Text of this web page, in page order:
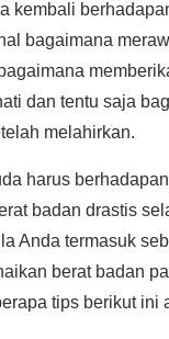
kembali
bagaimana
dan tentu saja
melahirkan.
harus
badan drastis
Anda termasuk
berat badan
tips berikut ini